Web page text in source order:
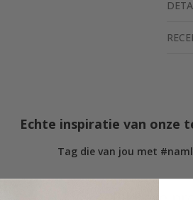
Echte inspiratie van onze
Tag die van jou met